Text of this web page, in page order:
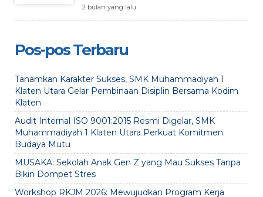
2 bulan yang lalu
Pos-pos Terbaru
Tanamkan Karakter Sukses, SMK Muhammadiyah 1
Klaten Utara Gelar Pembinaan Disiplin Bersama Kodim
Klaten
Audit Internal ISO 9001:2015 Resmi Digelar, SMK
Muhammadiyah 1 Klaten Utara Perkuat Komitmen
Budaya Mutu
MUSAKA: Sekolah Anak Gen Z yang Mau Sukses Tanpa
Bikin Dompet Stres
Workshop RKJM 2026: Mewujudkan Program Kerja